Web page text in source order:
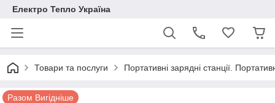
Електро Тепло Україна
Товари та послуги Портативні зарядні станції.
Разом Вигідніше